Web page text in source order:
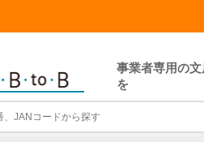
事業者専用の
を